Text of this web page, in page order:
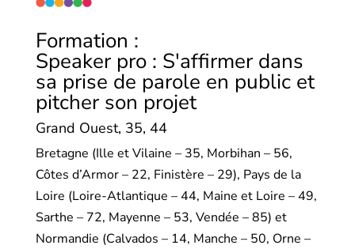
Formation :
Speaker pro : S'affirmer dans
sa prise de parole en public et
pitcher son projet
Grand Ouest, 35, 44
Bretagne (Ille et Vilaine – 35, Morbihan – 56,
Côtes d’Armor – 22, Finistère – 29), Pays de la
Loire (Loire-Atlantique – 44, Maine et Loire – 49,
Sarthe – 72, Mayenne – 53, Vendée – 85) et
Normandie (Calvados – 14, Manche – 50, Orne –